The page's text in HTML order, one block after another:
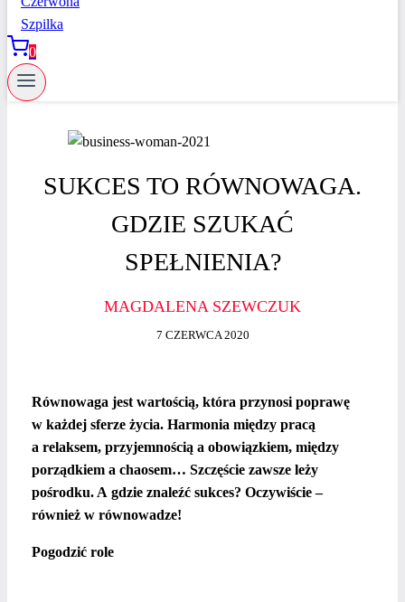
0
SUKCES TO RÓWNOWAGA.
GDZIE SZUKAĆ
SPEŁNIENIA?
MAGDALENA SZEWCZUK
7 CZERWCA 2020
Równowaga jest wartością, która przynosi poprawę
w każdej sferze życia. Harmonia między pracą
a relaksem, przyjemnością a obowiązkiem, między
porządkiem a chaosem… Szczęście zawsze leży
pośrodku. A gdzie znaleźć sukces? Oczywiście –
również w równowadze!
Pogodzić role